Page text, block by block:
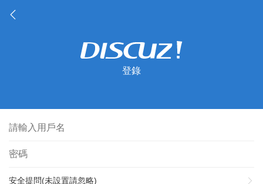
登錄
安全提問(未設置請忽略)